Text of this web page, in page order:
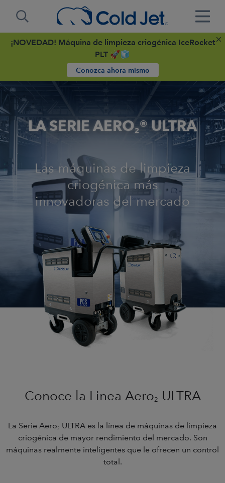
¡NOVEDAD! Máquina de limpieza criogénica IceRocket
PLT 🚀🧊
Conozca ahora mismo
LA SERIE AERO2® ULTRA
Las máquinas de limpieza
criogénica más
innovadoras del mercado
Conoce la Linea Aero2 ULTRA
La Serie Aero2 ULTRA es la línea de máquinas de limpieza
criogénica de mayor rendimiento del mercado. Son
máquinas realmente inteligentes que le ofrecen un control
total.